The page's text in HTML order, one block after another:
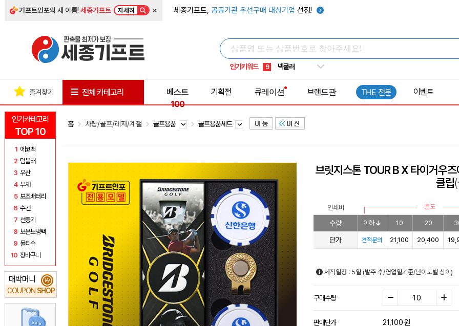
기프트인포의 새 이름!세종기프트 자세히 × 세종기프트, 공공기관 우선구매 대상기업 선정!
인기키워드
5 키캡
8 쿨토시
9 넥쿨러
1 선풍기
인기카테고리
TOP 10
1 에코백
2 텀블러
3 우산
4 부채
5 보조배터리
6 수건
7 선풍기
8 보온보냉백
9 물티슈
10 장바구니
대박머니
COUPON SHOP
₩
즐겨찾기 전체 카테고리
베스트
100
기획전 큐레이션 브랜드관 THE 전문 이벤트
홈 차량/골프/레저/계절 골프용품 골프용품세트
브릿지스톤 TOUR B X 타이거우
클립
인쇄비 별도
수량 이하 10 20
단가 견적문의 21,100 20,400
제작일정 : 5일 (발주 후/영업일기준/난이도별 상이)
구매수량
판매단가 21,100원